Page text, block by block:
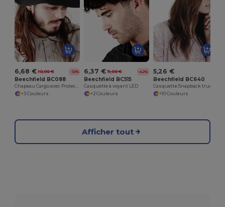
6,68 € 10,00 € -33%
Beechfield BC088
Chapeau Cargo avec Protection Solaire UPF50+
+3 Couleurs
6,37 € 11,00 € -42%
Beechfield BC515
Casquette à voyant LED
+2 Couleurs
5,26 €
Beechfield BC640
+10 Couleurs
Afficher tout